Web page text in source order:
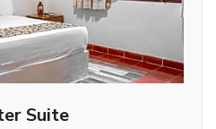
Suite